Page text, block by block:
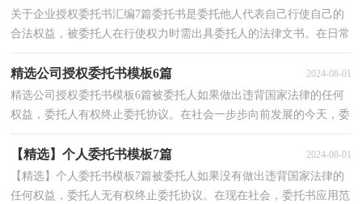
关于企业授权委托书汇编7篇委托书是委托他人代表自己行使自己的
合法权益，被委托人在行使权力时需出具委托人的法律文书。在日常
精选公司授权委托书模板6篇 2024-08-01
精选公司授权委托书模板6篇被委托人如果做出违背国家法律的任何
权益，委托人有权终止委托协议。在社会一步步向前发展的今天，委
【精选】个人委托书模板7篇 2024-08-01
【精选】个人委托书模板7篇被委托人如果没有做出违背国家法律的
任何权益，委托人无有权终止委托协议。在现在社会，委托书应用范